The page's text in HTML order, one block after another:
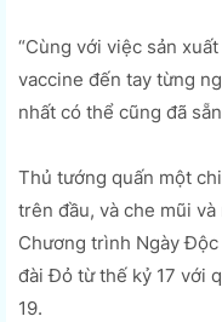
“Cùng với việc sản
vaccine đến tay từng
nhất có thể cũng đã
Thủ tướng quấn một
trên đầu, và che mũi
Chương trình Ngày
đài Đỏ từ thế kỷ 17 với
19.